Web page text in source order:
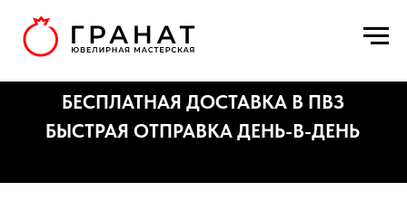
БЫСТРАЯ ОТПРАВКА ДЕНЬ-В-ДЕНЬ